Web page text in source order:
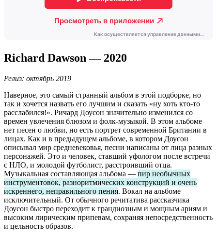
Richard Dawson — 2020
Релиз: октябрь 2019
Наверное, это самый странный альбом в этой подборке, но
так и хочется назвать его лучшим и сказать «ну хоть кто-то
расслабился!». Ричард Доусон значительно изменился со
времен увлечения блюзом и фолк-музыкой. В этом альбоме
нет песен о любви, но есть портрет современной Британии в
лицах. Как и в предыдущем альбоме, в котором Доусон
описывал мир средневековья, песни написаны от лица разных
персонажей. Это и человек, ставший уфологом после встречи
с НЛО, и молодой футболист, расстроивший отца.
Музыкальная составляющая альбома — пир необычных
инструментовок, разноритмических конструкций и очень
искреннего, неправильного пения. Вокал на альбоме
исключительный. От обычного речитатива рассказчика
Доусон быстро переходит к грандиозным и мощным ариям и
высоким лирическим припевам, сохраняя непосредственность
и цельность образов.